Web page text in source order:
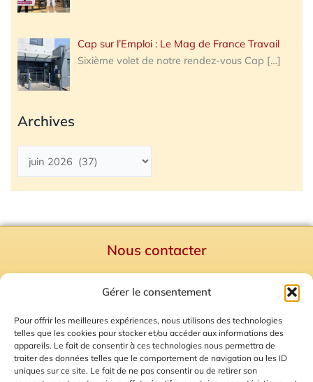
Gérer le consentement
Pour offrir les meilleures expériences, nous utilisons des technologies
telles que les cookies pour stocker et/ou accéder aux informations des
appareils. Le fait de consentir à ces technologies nous permettra de
traiter des données telles que le comportement de navigation ou les ID
uniques sur ce site. Le fait de ne pas consentir ou de retirer son
Cap sur l’Emploi : Le Mag de France Travail
Sixième volet de notre rendez-vous Cap […]
Archives
Nous contacter
Mentions Légales
Plan du site
Gestion des Cookies